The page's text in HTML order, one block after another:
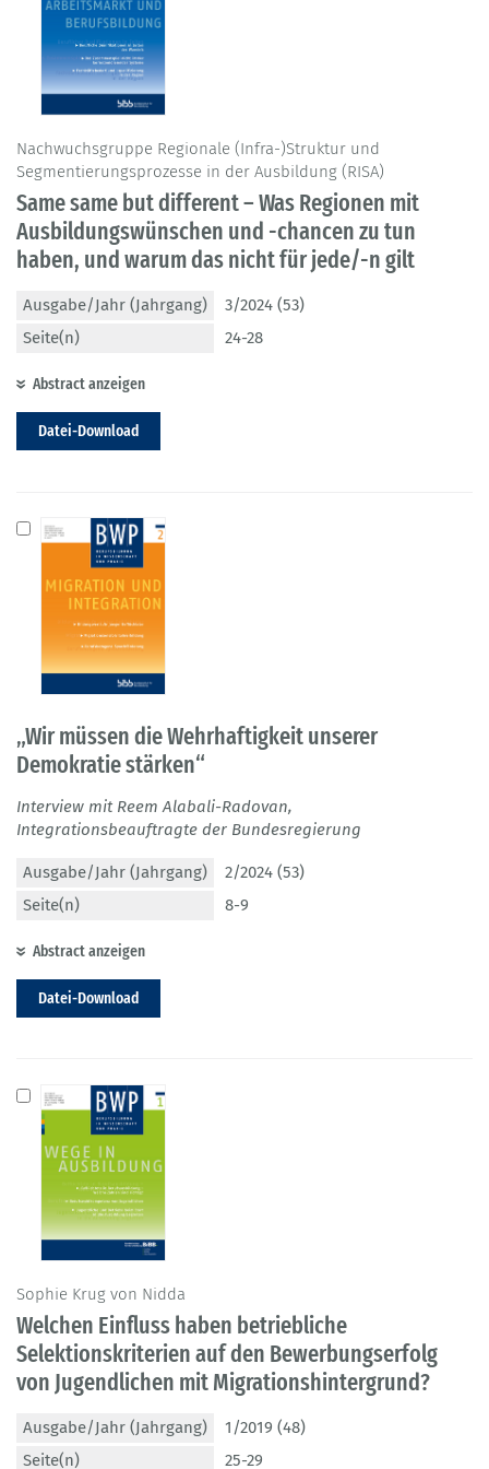
Nachwuchsgruppe Regionale (Infra-)Struktur und
Segmentierungsprozesse in der Ausbildung (RISA)
Same same but different – Was Regionen mit
Ausbildungswünschen und -chancen zu tun
haben, und warum das nicht für jede/-n gilt
Ausgabe/Jahr (Jahrgang)
3/2024 (53)
Seite(n)
24-28
Abstract anzeigen
Datei-Download
„Wir müssen die Wehrhaftigkeit unserer
Demokratie stärken“
Interview mit Reem Alabali-Radovan,
Integrationsbeauftragte der Bundesregierung
Ausgabe/Jahr (Jahrgang)
2/2024 (53)
Seite(n)
8-9
Abstract anzeigen
Datei-Download
Sophie Krug von Nidda
Welchen Einfluss haben betriebliche
Selektionskriterien auf den Bewerbungserfolg
von Jugendlichen mit Migrationshintergrund?
Ausgabe/Jahr (Jahrgang)
1/2019 (48)
Seite(n)
25-29